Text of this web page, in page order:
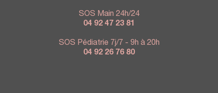
SOS Main 24h/24
04 92 47 23 81
SOS Pédiatrie 7j/7 - 9h à 20h
04 92 26 76 80